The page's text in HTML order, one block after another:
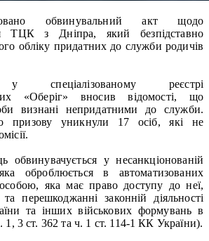
обвинувальний акт щодо
ТЦК з Дніпра, який безпідставно
обліку придатних до служби родичів
у спеціалізованому реєстрі
«Оберіг» вносив відомості, що
визнані непридатними до служби.
призову уникнули 17 осіб, які не
обвинувачується у несанкціонованій
оброблюється в автоматизованих
яка має право доступу до неї,
перешкоджанні законній діяльності
та інших військових формувань в
1, 3 ст. 362 та ч. 1 ст. 114-1 КК України).